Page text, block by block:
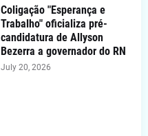
Coligação "Esperança e
Trabalho" oficializa pré-
candidatura de Allyson
Bezerra a governador do RN
July 20, 2026